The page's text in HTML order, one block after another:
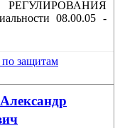
08.00.05 -
защитам